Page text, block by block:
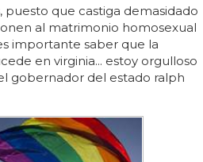
puesto que castiga demasidado
al matrimonio homosexual
importante saber que la
en virginia... estoy orgulloso
gobernador del estado ralph